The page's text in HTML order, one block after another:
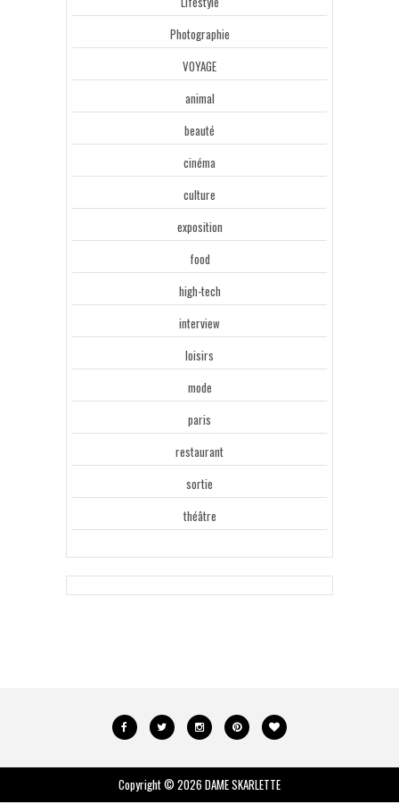
Photographie
VOYAGE
animal
beauté
cinéma
culture
exposition
food
high-tech
interview
loisirs
mode
paris
restaurant
sortie
théâtre
Copyright © 2026 DAME SKARLETTE